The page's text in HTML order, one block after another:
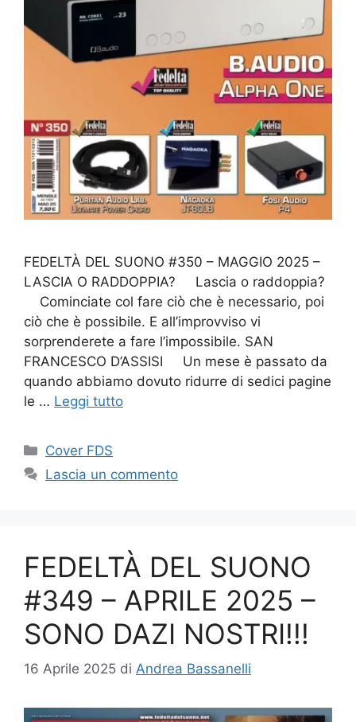
FEDELTÀ DEL SUONO #350 – MAGGIO 2025 –
LASCIA O RADDOPPIA? Lascia o raddoppia?
Cominciate col fare ciò che è necessario, poi
ciò che è possibile. E all’improvviso vi
sorprenderete a fare l’impossibile. SAN
FRANCESCO D’ASSISI Un mese è passato da
quando abbiamo dovuto ridurre di sedici pagine
le … Leggi tutto
Categorie
Cover FDS
Lascia un commento
FEDELTÀ DEL SUONO
#349 – APRILE 2025 –
SONO DAZI NOSTRI!!!
16 Aprile 2025 di Andrea Bassanelli